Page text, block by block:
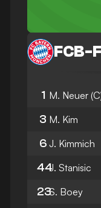
FCB-
1 M. Neuer
3 M. Kim
6 J. Kimmich
44J. Stanisic
23S. Boey